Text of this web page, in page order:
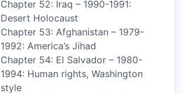
Chapter 52: Iraq – 1990-1991:
Desert Holocaust
Chapter 53: Afghanistan – 1979-
1992: America’s Jihad
Chapter 54: El Salvador – 1980-
1994: Human rights, Washington
style